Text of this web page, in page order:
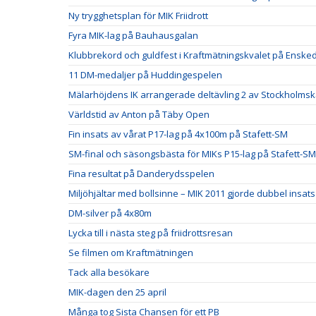
Ny trygghetsplan för MIK Friidrott
Fyra MIK-lag på Bauhausgalan
Klubbrekord och guldfest i Kraftmätningskvalet på
11 DM-medaljer på Huddingespelen
Mälarhöjdens IK arrangerade deltävling 2 av
Världstid av Anton på Täby Open
Fin insats av vårat P17-lag på 4x100m på Stafett-SM
SM-final och säsongsbästa för MIKs P15-lag på Stafett-
Fina resultat på Danderydsspelen
Miljöhjältar med bollsinne – MIK 2011 gjorde dubbel insats
DM-silver på 4x80m
Lycka till i nästa steg på friidrottsresan
Se filmen om Kraftmätningen
Tack alla besökare
MIK-dagen den 25 april
Många tog Sista Chansen för ett PB